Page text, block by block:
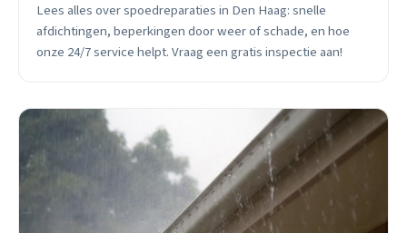
Lees alles over spoedreparaties in Den Haag: snelle
afdichtingen, beperkingen door weer of schade, en hoe
onze 24/7 service helpt. Vraag een gratis inspectie aan!